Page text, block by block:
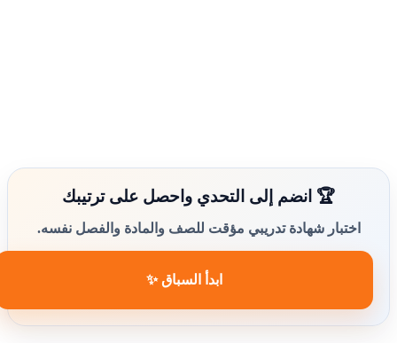
🏆 انضم إلى التحدي واحصل على ترتيبك
اختبار شهادة تدريبي مؤقت للصف والمادة والفصل نفسه.
ابدأ السباق ✨